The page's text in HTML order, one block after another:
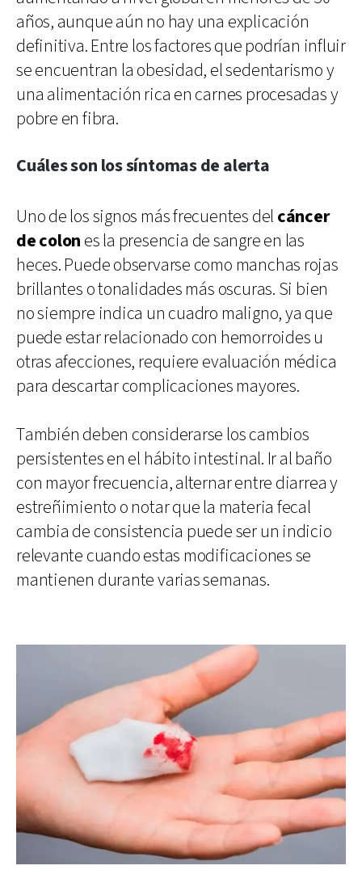
años, aunque aún no hay una explicación
definitiva. Entre los factores que podrían influir
se encuentran la obesidad, el sedentarismo y
una alimentación rica en carnes procesadas y
pobre en fibra.
Cuáles son los síntomas de alerta
Uno de los signos más frecuentes del cáncer
de colon es la presencia de sangre en las
heces. Puede observarse como manchas rojas
brillantes o tonalidades más oscuras. Si bien
no siempre indica un cuadro maligno, ya que
puede estar relacionado con hemorroides u
otras afecciones, requiere evaluación médica
para descartar complicaciones mayores.
También deben considerarse los cambios
persistentes en el hábito intestinal. Ir al baño
con mayor frecuencia, alternar entre diarrea y
estreñimiento o notar que la materia fecal
cambia de consistencia puede ser un indicio
relevante cuando estas modificaciones se
mantienen durante varias semanas.